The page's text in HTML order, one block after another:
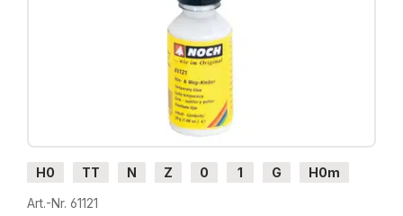
H0 TT N Z 0 1 G
H0m
H0e
Art.-Nr. 61121